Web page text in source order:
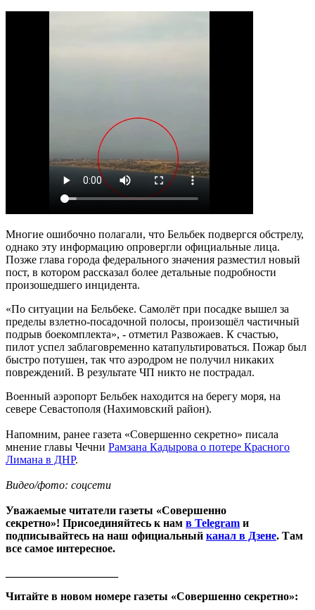
Многие ошибочно полагали, что Бельбек подвергся обстрелу,
однако эту информацию опровергли официальные лица.
Позже глава города федерального значения разместил новый
пост, в котором рассказал более детальные подробности
произошедшего инцидента.
«По ситуации на Бельбеке. Самолёт при посадке вышел за
пределы взлетно-посадочной полосы, произошёл частичный
подрыв боекомплекта», - отметил Развожаев. К счастью,
пилот успел заблаговременно катапультироваться. Пожар был
быстро потушен, так что аэродром не получил никаких
повреждений. В результате ЧП никто не пострадал.
Военный аэропорт Бельбек находится на берегу моря, на
севере Севастополя (Нахимовский район).
Напомним, ранее газета «Совершенно секретно» писала
мнение главы Чечни Рамзана Кадырова о потере Красного
Лимана в ДНР.
Видео/фото: соцсети
Уважаемые читатели газеты «Совершенно
секретно»! Присоединяйтесь к нам в Telegram и
подписывайтесь на наш официальный канал в Дзене. Там
все самое интересное.
Читайте в новом номере газеты «Совершенно секретно»: